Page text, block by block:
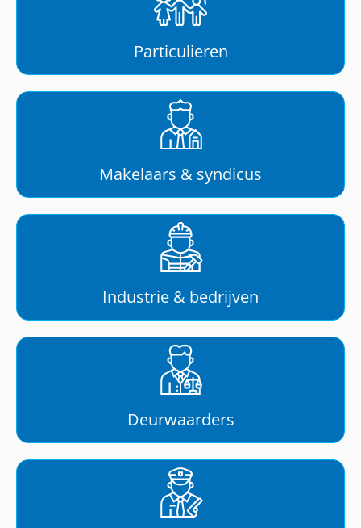
Particulieren
Makelaars & syndicus
Industrie & bedrijven
Deurwaarders